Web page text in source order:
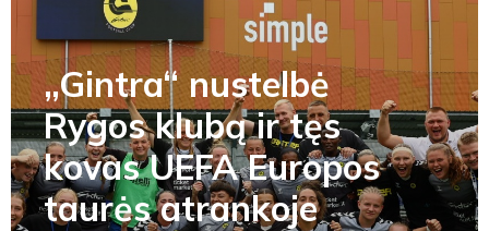
„Gintra“ nustelbė
Rygos klubą ir tęs
kovas UEFA Europos
taurės atrankoje